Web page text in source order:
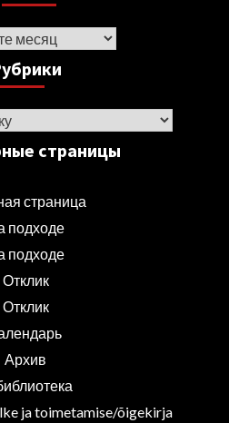
страницы
страница
подходе
подходе
Отклик
Отклик
Архив
ja toimetamise/õigekirja